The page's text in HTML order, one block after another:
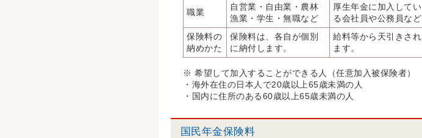
職業
自営業・自由業・農林
漁業・学生・無職など
厚生年金に加入してい
る会社員や公務員など
保険料の
納めかた
保険料は、各自が個別
に納付します。
給料等から天引きされ
ます。
※ 希望して加入することができる人（任意加入被保険者）
・海外在住の日本人で20歳以上65歳未満の人
・国内に住所のある60歳以上65歳未満の人
国民年金保険料